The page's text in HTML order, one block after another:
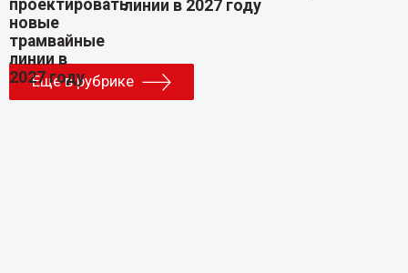
линии в 2027 году
Еще в рубрике